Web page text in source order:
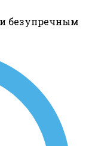
безупречным